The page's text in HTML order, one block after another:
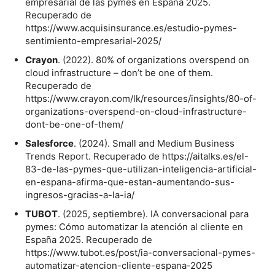
empresarial de las pymes en España 2025.
Recuperado de
https://www.acquisinsurance.es/estudio-pymes-
sentimiento-empresarial-2025/
Crayon. (2022). 80% of organizations overspend on
cloud infrastructure – don’t be one of them.
Recuperado de
https://www.crayon.com/lk/resources/insights/80-of-
organizations-overspend-on-cloud-infrastructure-
dont-be-one-of-them/
Salesforce. (2024). Small and Medium Business
Trends Report. Recuperado de https://aitalks.es/el-
83-de-las-pymes-que-utilizan-inteligencia-artificial-
en-espana-afirma-que-estan-aumentando-sus-
ingresos-gracias-a-la-ia/
TUBOT. (2025, septiembre). IA conversacional para
pymes: Cómo automatizar la atención al cliente en
España 2025. Recuperado de
https://www.tubot.es/post/ia-conversacional-pymes-
automatizar-atencion-cliente-espana-2025